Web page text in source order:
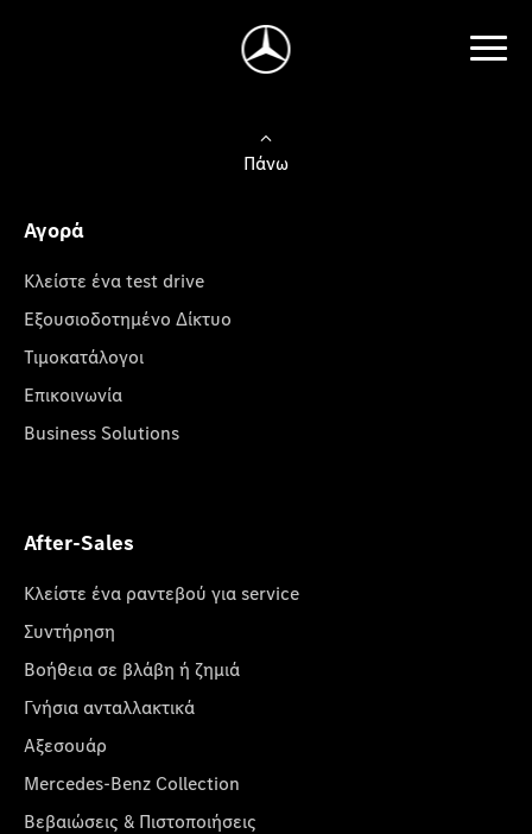
Πάνω
Αγορά
Κλείστε ένα test drive
Εξουσιοδοτημένο Δίκτυο
Τιμοκατάλογοι
Επικοινωνία
Business Solutions
After-Sales
Κλείστε ένα ραντεβού για service
Συντήρηση
Βοήθεια σε βλάβη ή ζημιά
Γνήσια ανταλλακτικά
Αξεσουάρ
Mercedes-Benz Collection
Βεβαιώσεις & Πιστοποιήσεις